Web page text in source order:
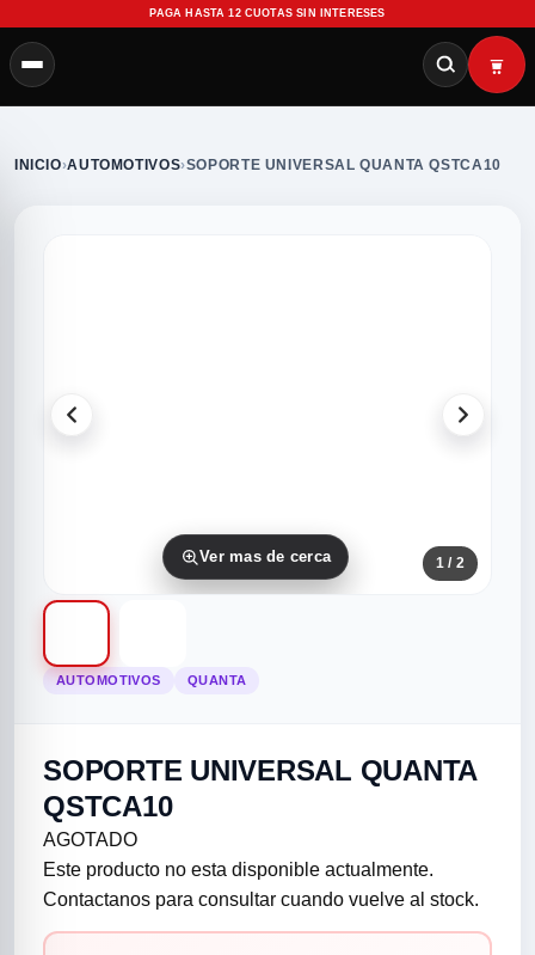
PAGA HASTA 12 CUOTAS SIN INTERESES
categorias
MUSICAL
POPULARES
INICIO›AUTOMOTIVOS›SOPORTE UNIVERSAL QUANTA QSTCA10
Ver mas de cerca 1 / 2
AUTOMOTIVOS QUANTA
SOPORTE UNIVERSAL QUANTA
QSTCA10
AGOTADO
Este producto no esta disponible actualmente.
Contactanos para consultar cuando vuelve al stock.